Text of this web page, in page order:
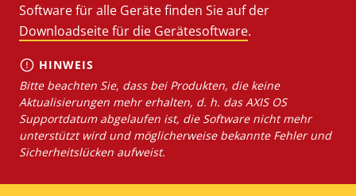
Software für alle Geräte finden Sie auf der
Downloadseite für die Gerätesoftware.
HINWEIS
Bitte beachten Sie, dass bei Produkten, die keine
Aktualisierungen mehr erhalten, d. h. das AXIS OS
Supportdatum abgelaufen ist, die Software nicht mehr
unterstützt wird und möglicherweise bekannte Fehler und
Sicherheitslücken aufweist.